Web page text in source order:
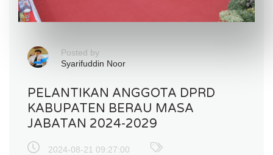
Posted by
Syarifuddin Noor
PELANTIKAN ANGGOTA DPRD
KABUPATEN BERAU MASA
JABATAN 2024-2029
2024-08-21 09:27:00